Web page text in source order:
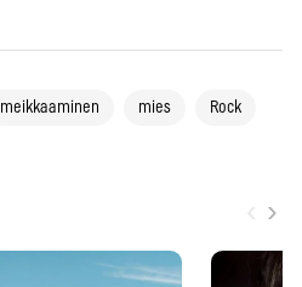
meikkaaminen mies Rock
›